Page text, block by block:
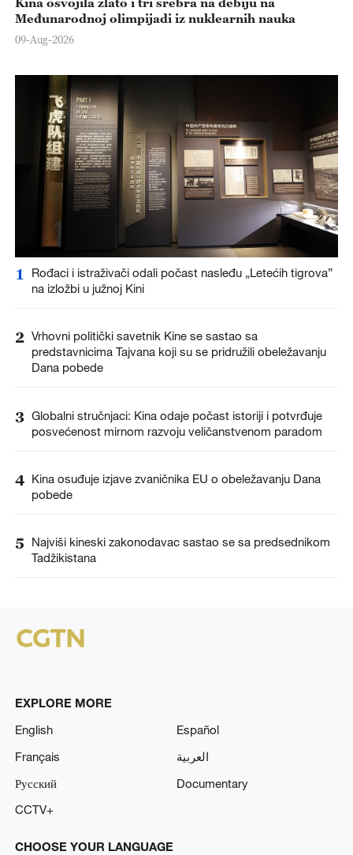
Međunarodnoj olimpijadi iz nuklearnih nauka
09-Aug-2026
1
Rođaci i istraživači odali počast nasleđu „Letećih tigrova”
na izložbi u južnoj Kini
2 Vrhovni politički savetnik Kine se sastao sa
predstavnicima Tajvana koji su se pridružili obeležavanju
Dana pobede
3 Globalni stručnjaci: Kina odaje počast istoriji i potvrđuje
posvećenost mirnom razvoju veličanstvenom paradom
4 Kina osuđuje izjave zvaničnika EU o obeležavanju Dana
pobede
5
Najviši kineski zakonodavac sastao se sa predsednikom
Tadžikistana
EXPLORE MORE
English
Español
Français
العربية
Русский
Documentary
CCTV+
CHOOSE YOUR LANGUAGE